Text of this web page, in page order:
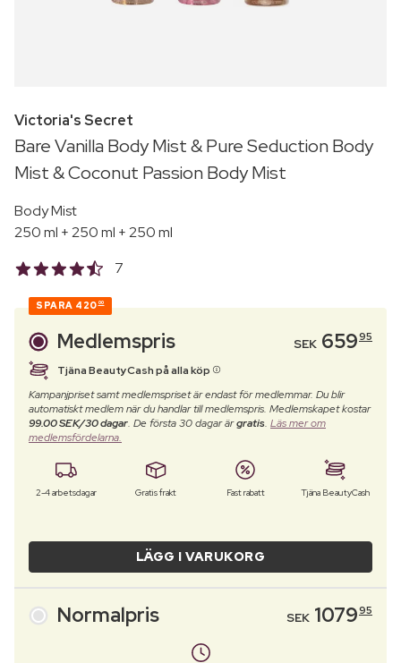
Victoria's Secret
Bare Vanilla Body Mist & Pure Seduction Body
Mist & Coconut Passion Body Mist
Body Mist
250 ml + 250 ml + 250 ml
7
SPARA 420 00
Medlemspris SEK 65995
Tjäna BeautyCash på alla köp
Kampanjpriset samt medlemspriset är endast för medlemmar. Du blir
automatiskt medlem när du handlar till medlemspris. Medlemskapet kostar
99.00 SEK/30 dagar. De första 30 dagar ärgratis. Läs mer om
medlemsfördelarna.
2-4 arbetsdagar Gratis frakt Fast rabatt Tjäna BeautyCash
LÄGG I VARUKORG
Normalpris SEK 107995